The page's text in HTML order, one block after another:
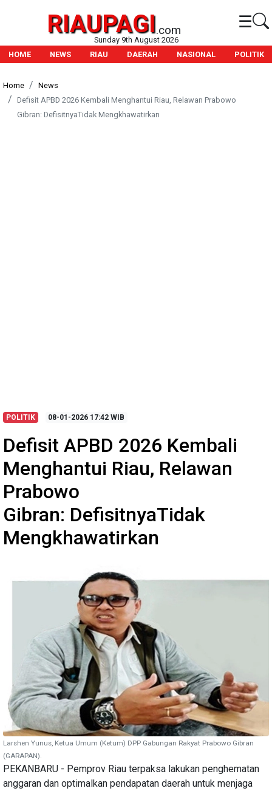
RIAUPAGI.com ☰
Sunday 9th August 2026
HOME
NEWS RIAU DAERAH NASIONAL POLITIK
Home
News
Defisit APBD 2026 Kembali Menghantui Riau, Relawan Prabowo
Gibran: DefisitnyaTidak Mengkhawatirkan
POLITIK 08-01-2026 17:42 WIB
Defisit APBD 2026 Kembali
Menghantui Riau, Relawan
Prabowo
Gibran: DefisitnyaTidak
Mengkhawatirkan
Larshen Yunus, Ketua Umum (Ketum) DPP Gabungan Rakyat Prabowo Gibran
(GARAPAN).
PEKANBARU - Pemprov Riau terpaksa lakukan penghematan
anggaran dan optimalkan pendapatan daerah untuk menjaga